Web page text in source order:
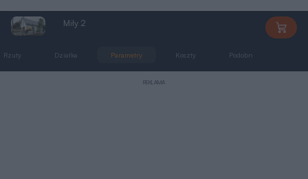
Miły 2
Rzuty Działka Parametry Koszty Podobne
REKLAMA